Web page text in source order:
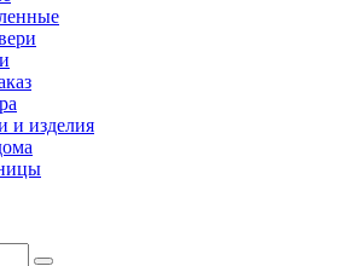
и изделия